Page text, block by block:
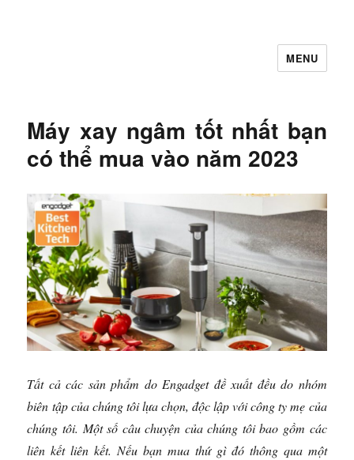
MENU
Máy xay ngâm tốt nhất bạn
có thể mua vào năm 2023
Tất cả các sản phẩm do Engadget đề xuất đều do nhóm
biên tập của chúng tôi lựa chọn, độc lập với công ty mẹ của
chúng tôi. Một số câu chuyện của chúng tôi bao gồm các
liên kết liên kết. Nếu bạn mua thứ gì đó thông qua một